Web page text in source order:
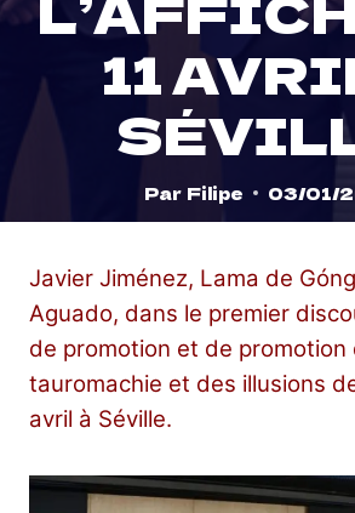
11
Par Filipe 03/01/
Javier Jiménez, Lama de
Aguado, dans le premier
de promotion et de promotion
tauromachie et des illusions
avril à Séville.